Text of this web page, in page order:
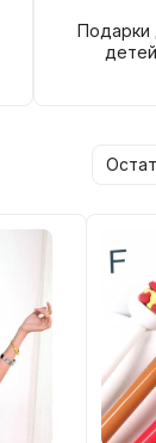
Подарки
детей